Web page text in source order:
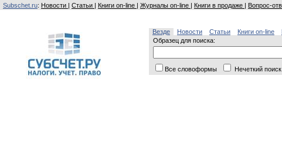
Subschet.ru: Новости | Статьи | Книги on-line | Журналы on-line | Книги в продаже | Вопрос-
Везде Новости Статьи Книги on-line
Образец для поиска:
Все словоформы Нечеткий поиск